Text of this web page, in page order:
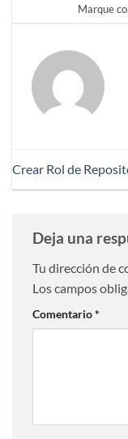
Marque
Crear Rol de
Deja una
Tu dirección de
Los campos
Comentario*